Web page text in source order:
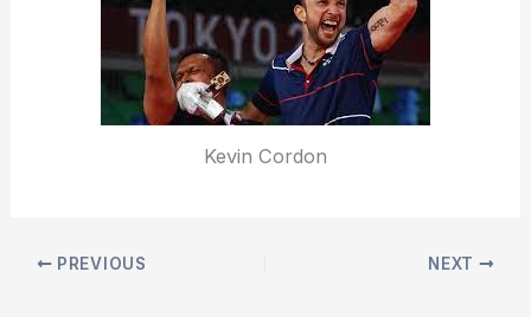
Kevin Cordon
PREVIOUS NEXT